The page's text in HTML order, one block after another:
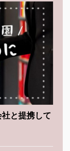
と提携して